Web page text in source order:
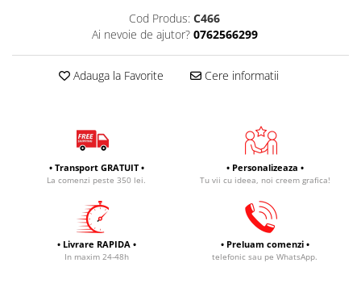
Cod Produs: C466
Ai nevoie de ajutor? 0762566299
Adauga la Favorite Cere informatii
• Transport GRATUIT •
La comenzi peste 350 lei.
• Personalizeaza •
Tu vii cu ideea, noi creem grafica!
• Livrare RAPIDA •
In maxim 24-48h
• Preluam comenzi •
telefonic sau pe WhatsApp.